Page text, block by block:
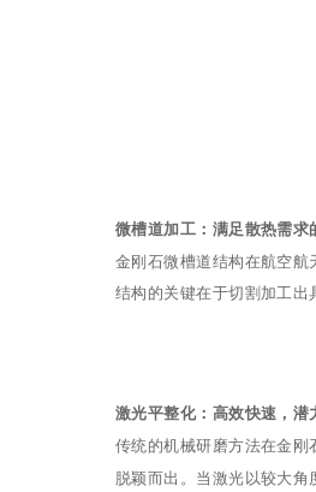
微槽道加工：满足散热需求
金刚石微槽道结构在航空
结构的关键在于切割加工出
激光平整化：高效快速，潜
传统的机械研磨方法在金
脱颖而出。当激光以较大